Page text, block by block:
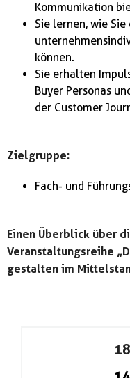
Kommunikation
Sie lernen, wie
können.
Sie erhalten
Buyer Personas
der Customer
Zielgruppe:
Fach- und
Einen Überblick über
Veranstaltungsreihe
gestalten im